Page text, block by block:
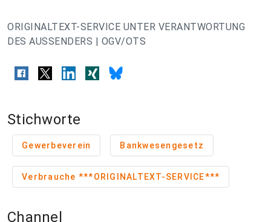
ORIGINALTEXT-SERVICE UNTER VERANTWORTUNG
DES AUSSENDERS | OGV/OTS
Stichworte
Gewerbeverein Bankwesengesetz
Verbrauche ***ORIGINALTEXT-SERVICE***
Channel